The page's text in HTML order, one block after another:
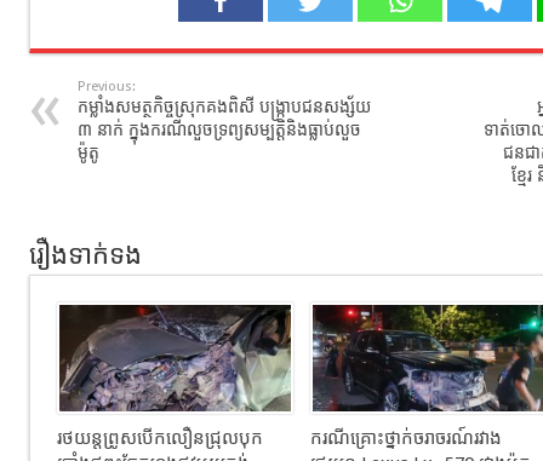
Previous:
កម្លាំងសមត្ថកិច្ចស្រុកគងពិសី បង្ក្រាបជនសង្ស័យ
៣ នាក់ ក្នុងករណីលួចទ្រព្យសម្បត្តិនិងធ្លាប់លួច
ម៉ូតូ
ទាត់ចោ
ជនជា
ខ្មែ
រឿងទាក់ទង
រថយន្តព្រូសបើកលឿនជ្រុលបុក
ករណីគ្រោះថ្នាក់ចរាចរណ៍រវាង